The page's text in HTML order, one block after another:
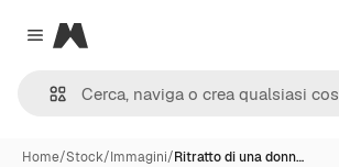
Close menu
Magnific
Home/Stock/Immagini/Ritratto di una donn…